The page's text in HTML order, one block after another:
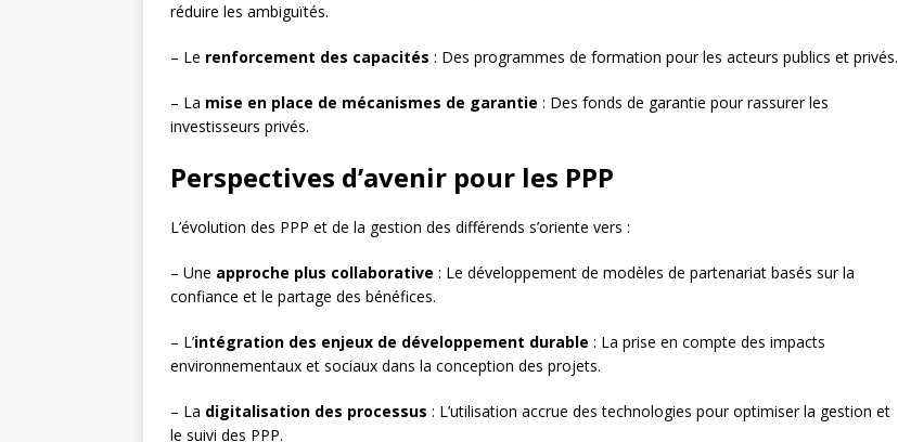
réduire les ambiguïtés.
– Le renforcement des capacités : Des programmes de formation pour les acteurs publics et privés.
– La mise en place de mécanismes de garantie : Des fonds de garantie pour rassurer les
investisseurs privés.
Perspectives d’avenir pour les PPP
L’évolution des PPP et de la gestion des différends s’oriente vers :
– Une approche plus collaborative : Le développement de modèles de partenariat basés sur la
confiance et le partage des bénéfices.
– L’intégration des enjeux de développement durable : La prise en compte des impacts
environnementaux et sociaux dans la conception des projets.
– La digitalisation des processus : L’utilisation accrue des technologies pour optimiser la gestion et
le suivi des PPP.